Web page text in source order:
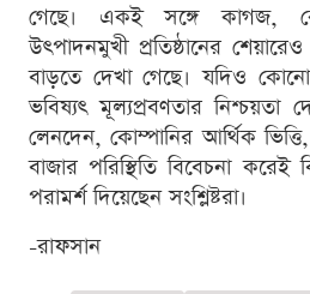
গেছে। একই সঙ্গে কাগজ,
উৎপাদনমুখী প্রতিষ্ঠানের
বাড়তে দেখা গেছে। যদিও
ভবিষ্যৎ মূল্যপ্রবণতার নিশ্চয়তা
লেনদেন, কোম্পানির আর্থিক
বাজার পরিস্থিতি বিবেচনা করেই
পরামর্শ দিয়েছেন সংশ্লিষ্টরা।
-রাফসান